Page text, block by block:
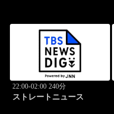
22:00-02:00 240分
ストレートニュース